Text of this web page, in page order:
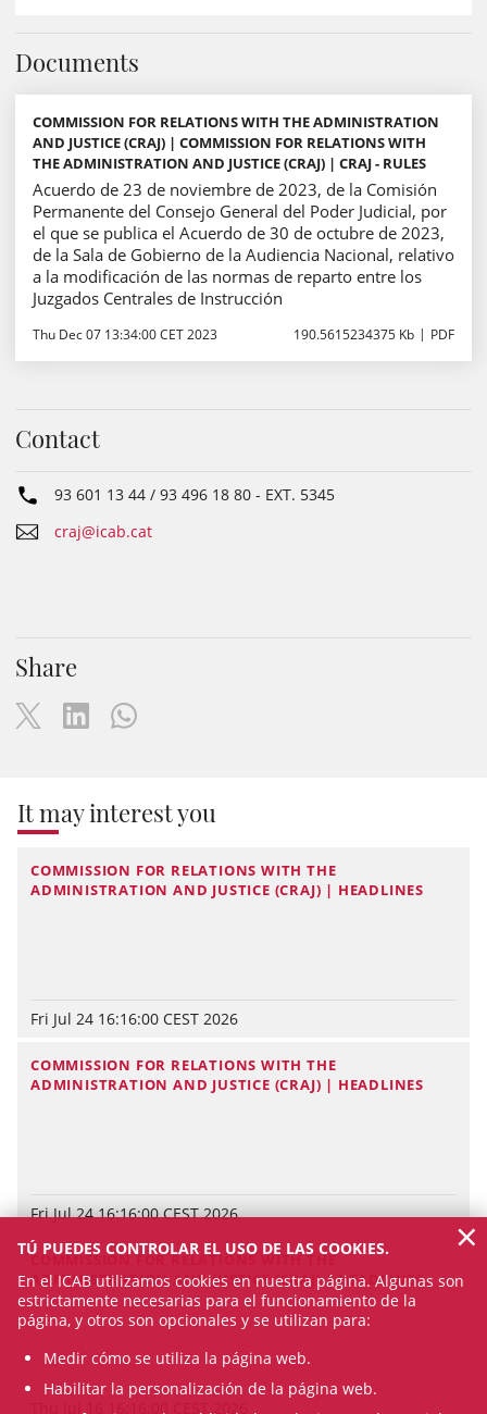
Documents
COMMISSION FOR RELATIONS WITH THE ADMINISTRATION
AND JUSTICE (CRAJ) | COMMISSION FOR RELATIONS WITH
THE ADMINISTRATION AND JUSTICE (CRAJ) | CRAJ - RULES
Acuerdo de 23 de noviembre de 2023, de la Comisión
Permanente del Consejo General del Poder Judicial, por
el que se publica el Acuerdo de 30 de octubre de 2023,
de la Sala de Gobierno de la Audiencia Nacional, relativo
a la modificación de las normas de reparto entre los
Juzgados Centrales de Instrucción
Thu Dec 07 13:34:00 CET 2023 190.5615234375 Kb PDF
Contact
93 601 13 44 / 93 496 18 80 - EXT. 5345
craj@icab.cat
Share
It may interest you
COMMISSION FOR RELATIONS WITH THE
ADMINISTRATION AND JUSTICE (CRAJ) | HEADLINES
Fri Jul 24 16:16:00 CEST 2026
COMMISSION FOR RELATIONS WITH THE
ADMINISTRATION AND JUSTICE (CRAJ) | HEADLINES
Fri Jul 24 16:16:00 CEST 2026
COMMISSION FOR RELATIONS WITH THE
ADMINISTRATION AND JUSTICE (CRAJ) | HEADLINES
Thu Jul 16 16:16:00 CEST 2026
TÚ PUEDES CONTROLAR EL USO DE LAS COOKIES.
En el ICAB utilizamos cookies en nuestra página. Algunas son
estrictamente necesarias para el funcionamiento de la
página, y otros son opcionales y se utilizan para:
Medir cómo se utiliza la página web.
Habilitar la personalización de la página web.
×